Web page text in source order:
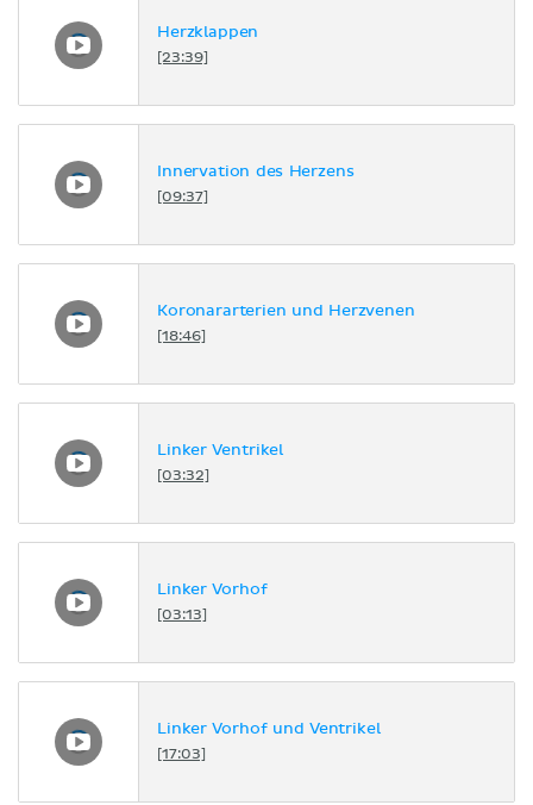
Herzklappen
[23:39]
Innervation des Herzens
[09:37]
Koronararterien und Herzvenen
[18:46]
Linker Ventrikel
[03:32]
Linker Vorhof
[03:13]
Linker Vorhof und Ventrikel
[17:03]